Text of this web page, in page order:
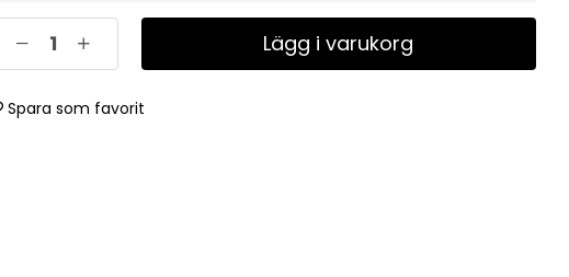
Lägg i varukorg
Spara som favorit